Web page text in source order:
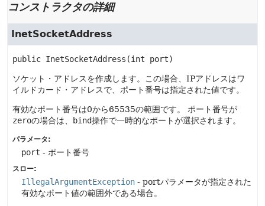
コンストラクタの詳細
InetSocketAddress
public InetSocketAddress (int port)
ソケット・アドレスを作成します。この場合、IPアドレスはワ
イルドカード・アドレスで、ポート番号は指定された値です。
有効なポート番号は0から65535の範囲です。
ポート番号が
zeroの場合は、 bind操作で一時的なポートが選択されます。
パラメータ:
port - ポート番号
スロー:
IllegalArgumentException - portパラメータが指定された
有効なポート値の範囲外である場合。